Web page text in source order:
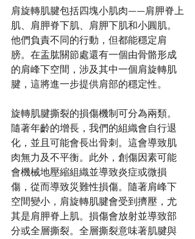
肩旋轉肌腱包括四塊小肌肉——肩胛脊上
肌、肩胛脊下肌、肩胛下肌和小圓肌。
他們負責不同的行動，但都能穩定肩
膀。在盂肱關節處還有一個由骨骼形成
的肩峰下空間，涉及其中一個肩旋轉肌
腱，這將進一步提供肩部的穩定性。
旋轉肌腱撕裂的損傷機制可分為兩類。
隨著年齡的增長，我們的組織會自行退
化，並且可能會長出骨刺。這會導致肌
肉無力及不平衡。此外，創傷因素可能
會機械地壓縮組織並導致炎症或微損
傷，從而導致災難性損傷。隨著肩峰下
空間變小，肩旋轉肌腱會受到擠壓，尤
其是肩胛脊上肌。損傷會放射並導致部
分或全層撕裂。全層撕裂意味著肌腱與